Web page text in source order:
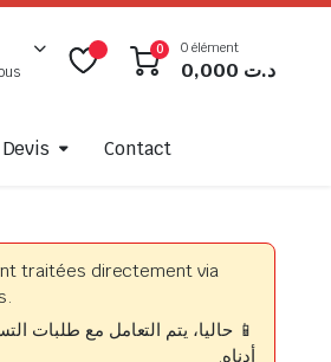
0 0 élément
د.ت
Contact
traitées directement via
📱 حاليا، يتم التعامل مع طلبات
أدناه.